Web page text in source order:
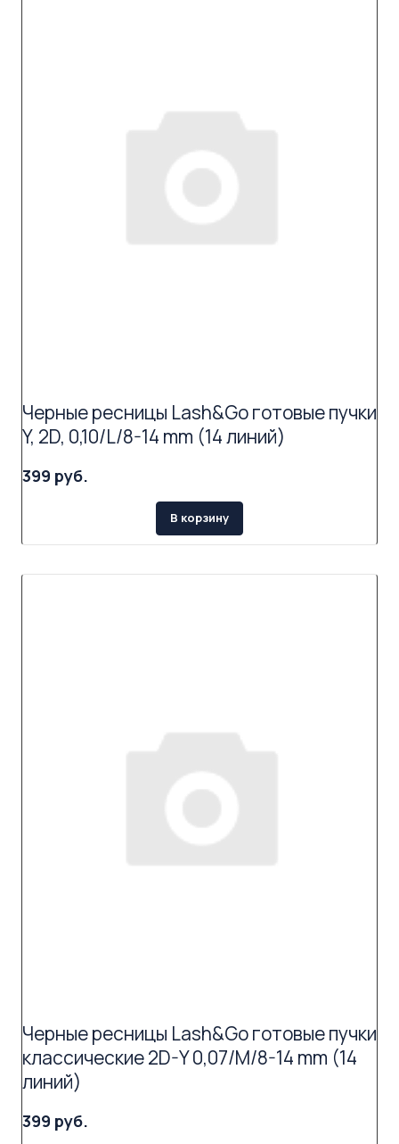
Черные ресницы Lash&Go готовые пучки
Y, 2D, 0,10/L/8-14 mm (14 линий)
399 руб.
В корзину
Черные ресницы Lash&Go готовые пучки
классические 2D-Y 0,07/M/8-14 mm (14
линий)
399 руб.